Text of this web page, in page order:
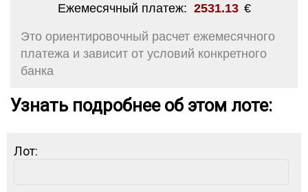
Ежемесячный платеж: 2531.13 €
Это ориентировочный расчет ежемесячного
платежа и зависит от условий конкретного
банка
Узнать подробнее об этом лоте:
Лот: